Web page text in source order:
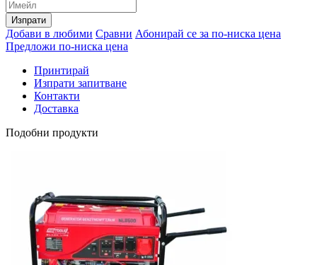
Изпрати
Добави в любими Сравни Абонирай се за по-ниска цена
Предложи по-ниска цена
Принтирай
Изпрати запитване
Контакти
Доставка
Подобни продукти